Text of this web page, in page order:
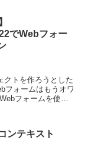
でWebフォー
クトを作ろうとした
フォームはもうオワ
ンテキスト